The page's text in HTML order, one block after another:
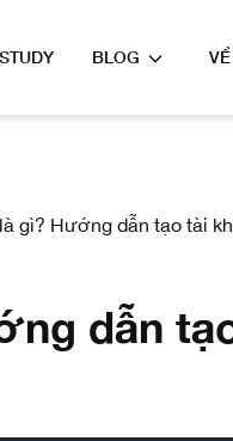
BLOG
gì? Hướng dẫn tạo tài
dẫn